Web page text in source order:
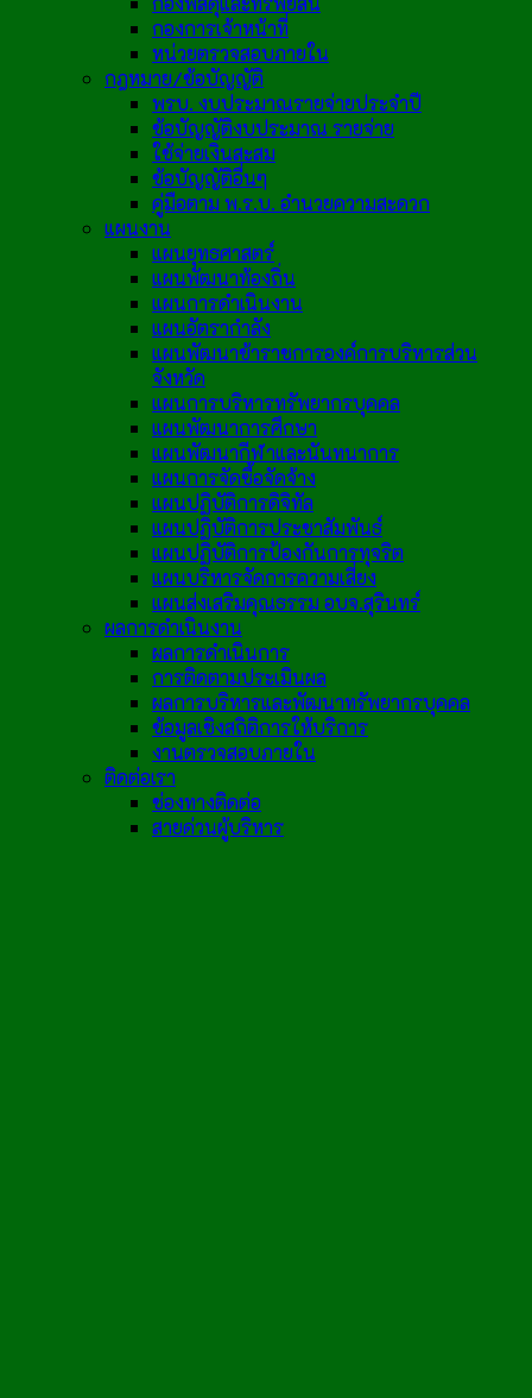
กองการเจ้าหน้าที่
หน่วยตรวจสอบภายใน
กฎหมาย/ข้อบัญญัติ
พรบ. งบประมาณรายจ่ายประจำปี
ข้อบัญญัติงบประมาณ รายจ่าย
ใช้จ่ายเงินสะสม
ข้อบัญญัติอื่นๆ
คู่มือตาม พ.ร.บ. อำนวยความสะดวก
แผนงาน
แผนยุทธศาสตร์
แผนพัฒนาท้องถิ่น
แผนการดำเนินงาน
แผนอัตรากำลัง
แผนพัฒนาข้าราชการองค์การบริหารส่วน
จังหวัด
แผนการบริหารทรัพยากรบุคคล
แผนพัฒนาการศึกษา
แผนพัฒนากีฬาและนันทนาการ
แผนการจัดซื้อจัดจ้าง
แผนปฏิบัติการดิจิทัล
แผนปฏิบัติการประชาสัมพันธ์
แผนปฏิบัติการป้องกันการทุจริต
แผนบริหารจัดการความเสี่ยง
แผนส่งเสริมคุณธรรม อบจ.สุรินทร์
ผลการดำเนินงาน
ผลการดำเนินการ
การติดตามประเมินผล
ผลการบริหารและพัฒนาทรัพยากรบุคคล
ข้อมูลเชิงสถิติการให้บริการ
งานตรวจสอบภายใน
ติดต่อเรา
ช่องทางติดต่อ
สายด่วนผู้บริหาร